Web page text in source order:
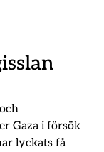
Gaza i försök
lyckats få